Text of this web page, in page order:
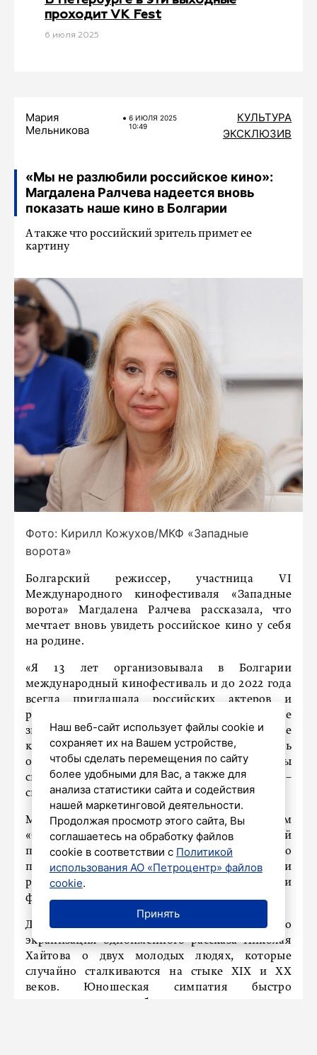
проходит VK Fest
6 июля 2025
Мария
Мельникова
6 ИЮЛЯ 2025
10:49
КУЛЬТУРА
ЭКСКЛЮЗИВ
«Мы не разлюбили российское кино»:
Магдалена Ралчева надеется вновь
показать наше кино в Болгарии
А также что российский зритель примет ее
картину
Фото: Кирилл Кожухов/МКФ «Западные
ворота»
Болгарский режиссер, участница VI
Международного кинофестиваля «Западные
ворота» Магдалена Ралчева рассказала, что
мечтает вновь увидеть российское кино у себя
на родине.
«Я 13 лет организовывала в Болгарии
международный кинофестиваль и до 2022 года
всегда приглашала российских актеров и
режиссеров. Сейчас это невозможно, но это не
значит, что в Болгарии разлюбили российское
кино, нет. Просто так сложились
обстоятельства. Я верю, что все закончится и мы
снова будем показывать российское кино», –
сказала она.
Магдалена Ралчева добавила, что ее фильм
«Свадьба» (18+), который участвует в основной
программе МКФ«Западные ворота»
, успешно
прошел в Болгарии. «Однако нам важна и
российская аудитория, поэтому мы привезли
фильм на фестиваль в Псков», – сказала она.
Добавим, драма «Свадьба» (18+) – это
экранизация одноименного рассказа Николая
Хайтова о двух молодых людях, которые
случайно сталкиваются на стыке XIX и XX
веков. Юношеская симпатия быстро
перерастает в глубокое чувство, которое
Наш веб-сайт использует файлы cookie и
сохраняет их на Вашем устройстве,
чтобы сделать перемещения по сайту
более удобными для Вас, а также для
анализа статистики сайта и содействия
нашей маркетинговой деятельности.
Продолжая просмотр этого сайта, Вы
соглашаетесь на обработку файлов
cookie в соответствии с Политикой
использования АО «Петроцентр» файлов
cookie.
Принять